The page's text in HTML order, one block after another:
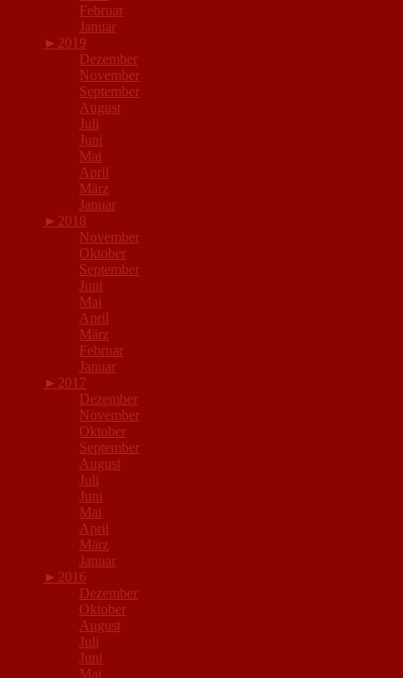
Februar
Januar
► 2019
Dezember
November
September
August
Juli
Juni
Mai
April
März
Januar
► 2018
November
Oktober
September
Juni
Mai
April
März
Februar
Januar
► 2017
Dezember
November
Oktober
September
August
Juli
Juni
Mai
April
März
Januar
► 2016
Dezember
Oktober
August
Juli
Juni
Mai